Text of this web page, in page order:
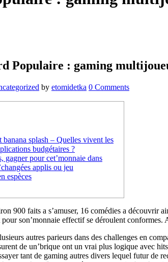
Populaire : gaming
by etomidetka 0 Comments
banana splash – Quelles vivent les
budgétaires ?
gagner pour cet’monnaie dans
applis ou jeu
espèces
900 faits a s’amuser, 16 comédies a découvrir
son’monnaie effectif se déroulent conformes.
autres parieurs dans des challenges en
de un’brique ont un vrai plus logique avec
tant de gaming autres divers lequel futur de